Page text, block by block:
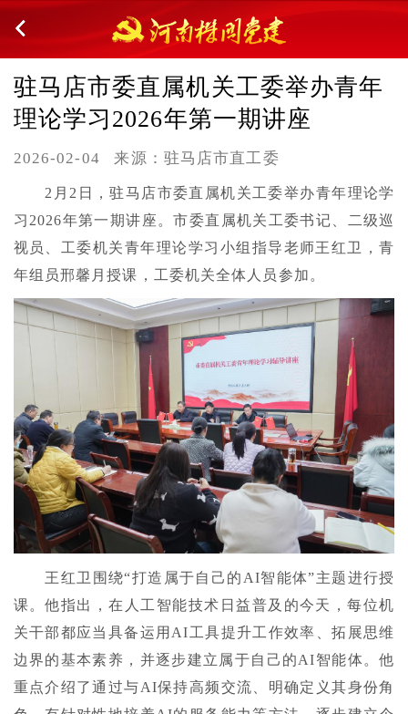
驻马店市委直属机关工委举办青年
理论学习2026年第一期讲座
2026-02-04 来源：驻马店市直工委
2月2日，驻马店市委直属机关工委举办青年理论学
习2026年第一期讲座。市委直属机关工委书记、二级巡
视员、工委机关青年理论学习小组指导老师王红卫，青
年组员邢馨月授课，工委机关全体人员参加。
王红卫围绕“打造属于自己的AI智能体”主题进行授
课。他指出，在人工智能技术日益普及的今天，每位机
关干部都应当具备运用AI工具提升工作效率、拓展思维
边界的基本素养，并逐步建立属于自己的AI智能体。他
重点介绍了通过与AI保持高频交流、明确定义其身份角